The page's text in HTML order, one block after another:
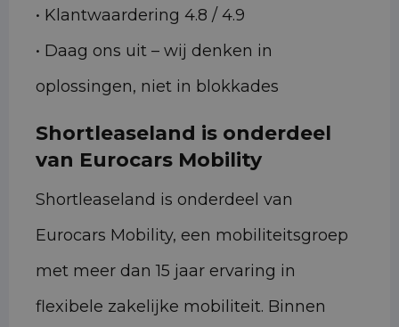
• Klantwaardering 4.8 / 4.9
• Daag ons uit – wij denken in
oplossingen, niet in blokkades
Shortleaseland is onderdeel
van Eurocars Mobility
Shortleaseland is onderdeel van
Eurocars Mobility, een mobiliteitsgroep
met meer dan 15 jaar ervaring in
flexibele zakelijke mobiliteit. Binnen